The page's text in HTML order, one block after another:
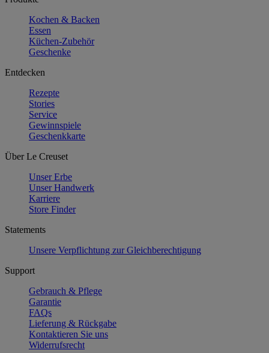
Kochen & Backen
Essen
Küchen-Zubehör
Geschenke
Entdecken
Rezepte
Stories
Service
Gewinnspiele
Geschenkkarte
Über Le Creuset
Unser Erbe
Unser Handwerk
Karriere
Store Finder
Statements
Unsere Verpflichtung zur Gleichberechtigung
Support
Gebrauch & Pflege
Garantie
FAQs
Lieferung & Rückgabe
Kontaktieren Sie uns
Widerrufsrecht